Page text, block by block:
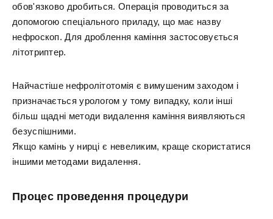
обов'язково дробиться. Операція проводиться за
допомогою спеціального приладу, що має назву
нефроскоп. Для дроблення каміння застосовується
літотриптер.
Найчастіше нефролітотомія є вимушеним заходом і
призначається урологом у тому випадку, коли інші
більш щадні методи видалення каміння виявляються
безуспішними.
Якщо камінь у нирці є невеликим, краще скористатися
іншими методами видалення.
Процес проведення процедури